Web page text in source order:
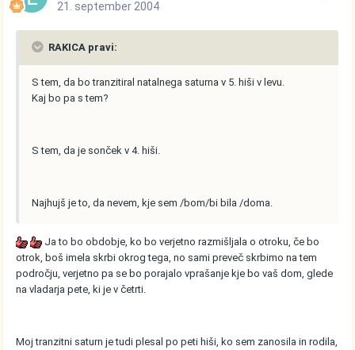
21. september 2004
RAKICA pravi:
S tem, da bo tranzitiral natalnega saturna v 5. hiši v levu.
Kaj bo pa s tem?
S tem, da je sonček v 4. hiši.
Najhujš je to, da nevem, kje sem /bom/bi bila /doma.
Ja to bo obdobje, ko bo verjetno razmišljala o otroku, če bo
otrok, boš imela skrbi okrog tega, no sami preveč skrbimo na tem
področju, verjetno pa se bo porajalo vprašanje kje bo vaš dom, glede
na vladarja pete, ki je v četrti.
Moj tranzitni saturn je tudi plesal po peti hiši, ko sem zanosila in rodila,